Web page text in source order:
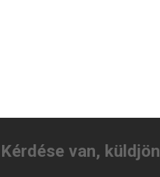
Kérdése van,